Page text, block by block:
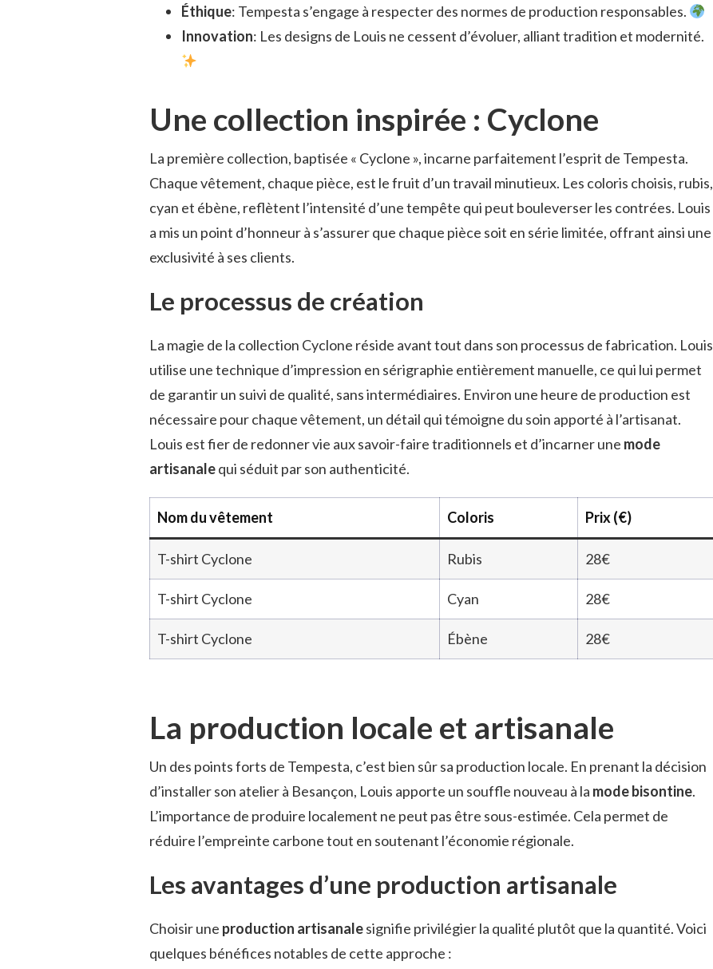
Éthique: Tempesta s’engage à respecter des normes de production responsables.
Innovation: Les designs de Louis ne cessent d’évoluer, alliant tradition et modernité.
Une collection inspirée : Cyclone
La première collection, baptisée « Cyclone », incarne parfaitement l’esprit de Tempesta.
Chaque vêtement, chaque pièce, est le fruit d’un travail minutieux. Les coloris choisis, rubis,
cyan et ébène, reflètent l’intensité d’une tempête qui peut bouleverser les contrées. Louis
a mis un point d’honneur à s’assurer que chaque pièce soit en série limitée, offrant ainsi une
exclusivité à ses clients.
Le processus de création
La magie de la collection Cyclone réside avant tout dans son processus de fabrication. Louis
utilise une technique d’impression en sérigraphie entièrement manuelle, ce qui lui permet
de garantir un suivi de qualité, sans intermédiaires. Environ une heure de production est
nécessaire pour chaque vêtement, un détail qui témoigne du soin apporté à l’artisanat.
Louis est fier de redonner vie aux savoir-faire traditionnels et d’incarner une mode
artisanalequi séduit par son authenticité.
Nom du vêtement Coloris Prix (€)
T-shirt Cyclone Rubis 28€
T-shirt Cyclone Cyan 28€
T-shirt Cyclone Ébène 28€
La production locale et artisanale
Un des points forts de Tempesta, c’est bien sûr sa production locale. En prenant la décision
d’installer son atelier à Besançon, Louis apporte un souffle nouveau à la mode bisontine.
L’importance de produire localement ne peut pas être sous-estimée. Cela permet de
réduire l’empreinte carbone tout en soutenant l’économie régionale.
Les avantages d’une production artisanale
Choisir une production artisanalesignifie privilégier la qualité plutôt que la quantité. Voici
quelques bénéfices notables de cette approche :